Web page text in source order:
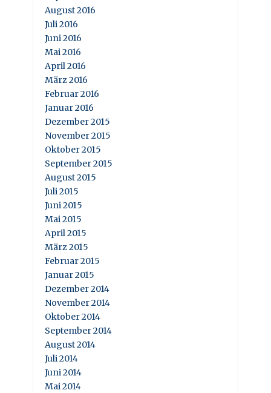
August 2016
Juli 2016
Juni 2016
Mai 2016
April 2016
März 2016
Februar 2016
Januar 2016
Dezember 2015
November 2015
Oktober 2015
September 2015
August 2015
Juli 2015
Juni 2015
Mai 2015
April 2015
März 2015
Februar 2015
Januar 2015
Dezember 2014
November 2014
Oktober 2014
September 2014
August 2014
Juli 2014
Juni 2014
Mai 2014